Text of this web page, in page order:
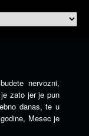
nervozni,
zato jer je pun
danas, te u
Mesec je